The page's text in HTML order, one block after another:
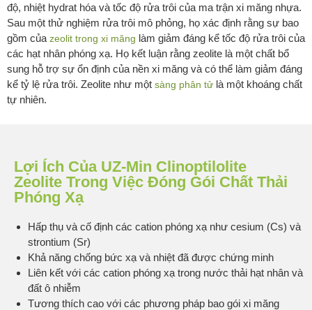
độ, nhiệt hydrat hóa và tốc độ rửa trôi của ma trận xi măng nhựa.
Sau một thử nghiệm rửa trôi mô phỏng, họ xác định rằng sự bao
gồm của zeolit trong xi măng làm giảm đáng kể tốc độ rửa trôi của
các hạt nhân phóng xạ. Họ kết luận rằng zeolite là một chất bổ
sung hỗ trợ sự ổn định của nền xi măng và có thể làm giảm đáng
kể tỷ lệ rửa trôi. Zeolite như một sàng phân tử là một khoáng chất
tự nhiên.
Lợi Ích Của UZ-Min Clinoptilolite
Zeolite Trong Việc Đóng Gói Chất Thải
Phóng Xạ
Hấp thụ và cố định các cation phóng xạ như cesium (Cs) và
strontium (Sr)
Khả năng chống bức xạ và nhiệt đã được chứng minh
Liên kết với các cation phóng xạ trong nước thải hạt nhân và
đất ô nhiễm
Tương thích cao với các phương pháp bao gói xi măng